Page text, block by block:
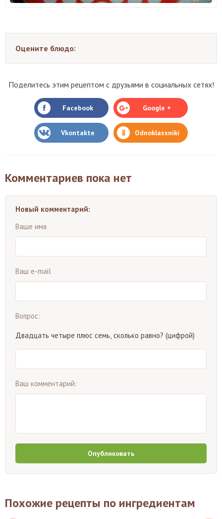
Оцените блюдо:
Поделитесь этим рецептом с друзьями в социальных сетях!
Facebook Google +
Vkontakte Odnoklassniki
Комментариев пока нет
Новый комментарий:
Ваше имя
Ваш e-mail
Вопрос:
Двадцать четыре плюс семь, сколько равно? (цифрой)
Ваш комментарий:
Опубликовать
Похожие рецепты по ингредиентам